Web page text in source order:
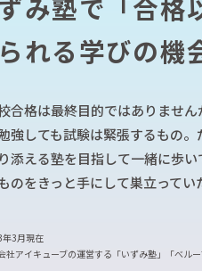
英語長文リスニング対策講座
適性検査対策コース
いずみ速算そろばん教室
英検®対策個別コース
学校授業補習個別コース
プロクラ（プログラミング・クラ
中学入学準備クラス
み塾で「合格
れる学びの機
合格は最終目的ではありませ
強しても試験は緊張するもの
添える塾を目指して一緒に歩
のをきっと手にして巣立ってい
3月現在
社アイキューブの運営する「いずみ塾」「べル